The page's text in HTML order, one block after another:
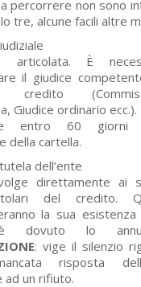
percorrere non sono
tre, alcune facili altre
articolata. È
il giudice
credito
Giudice ordinario ecc.).
entro 60 giorni
della cartella.
dell’ente
direttamente ai
del credito.
la sua
dovuto lo
: vige il silenzio
risposta
ad un rifiuto.